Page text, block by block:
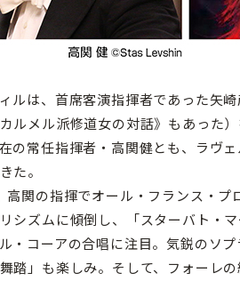
ルは、首席客演指揮者であった矢
ルメル派修道女の対話》もあった
の常任指揮者・高関健とも、ラヴ
た。
高関の指揮でオール・フランス・
シズムに傾倒し、「スターバト・
・コーアの合唱に注目。気鋭のソ
踏」も楽しみ。そして、フォーレ